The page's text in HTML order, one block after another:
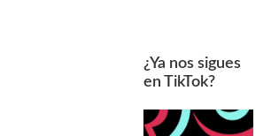
¿Ya nos sigues
en TikTok?